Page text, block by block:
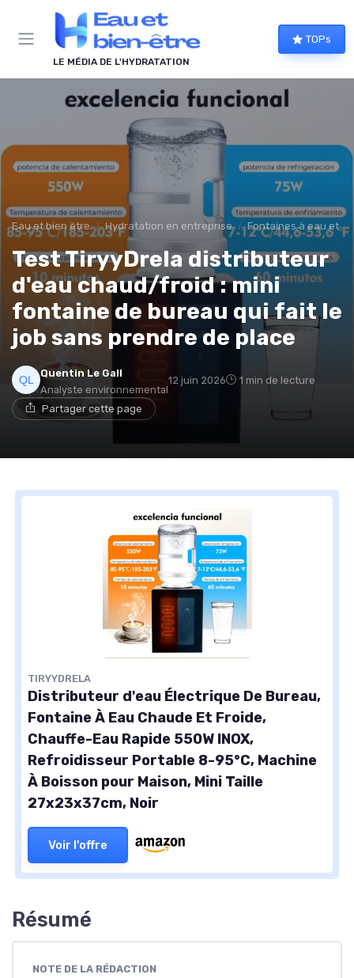
LE MÉDIA DE L'HYDRATATION
TOPs
Eau et bien être Hydratation en entreprise Fontaines à eau et
Test TiryyDrela distributeur
d'eau chaud/froid : mini
fontaine de bureau qui fait le
job sans prendre de place
Quentin Le Gall
Analyste environnemental
12 juin 2026 1 min de lecture
Partager cette page
TIRYYDRELA
Distributeur d'eau Électrique De Bureau,
Fontaine À Eau Chaude Et Froide,
Chauffe-Eau Rapide 550W INOX,
Refroidisseur Portable 8-95°C, Machine
À Boisson pour Maison, Mini Taille
27x23x37cm, Noir
Voir l'offre
Résumé
NOTE DE LA RÉDACTION
Panneau de gestion des cookies